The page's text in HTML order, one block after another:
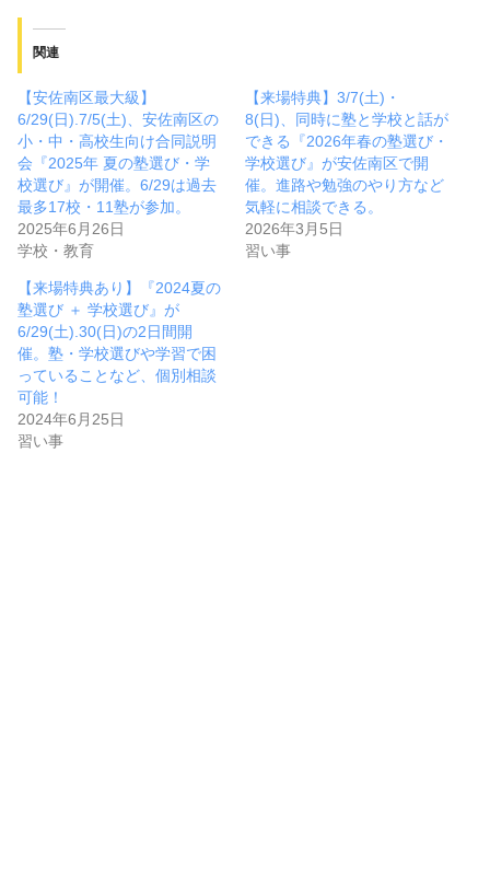
関連
【安佐南区最大級】
6/29(日).7/5(土)、安佐南区の
小・中・高校生向け合同説明
会『2025年 夏の塾選び・学
校選び』が開催。6/29は過去
最多17校・11塾が参加。
2025年6月26日
学校・教育
【来場特典】3/7(土)・
8(日)、同時に塾と学校と話が
できる『2026年春の塾選び・
学校選び』が安佐南区で開
催。進路や勉強のやり方など
気軽に相談できる。
2026年3月5日
習い事
【来場特典あり】『2024夏の
塾選び ＋ 学校選び』が
6/29(土).30(日)の2日間開
催。塾・学校選びや学習で困
っていることなど、個別相談
可能！
2024年6月25日
習い事